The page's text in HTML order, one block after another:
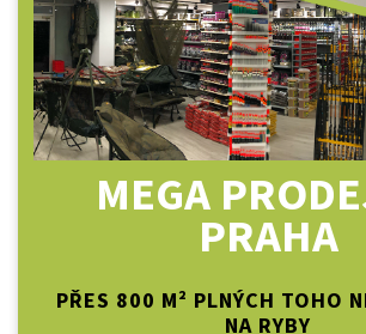
MEGA
PRAHA
PŘES 800 M² PLNÝCH TOHO
NA RYBY